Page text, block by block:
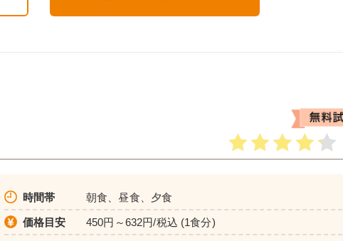
時間帯 朝食、昼食、夕食
価格目安 450円～632円/税込 (1食分)